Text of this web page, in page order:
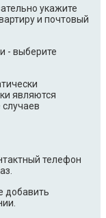
укажите
и почтовый
- выберите
являются
телефон
добавить